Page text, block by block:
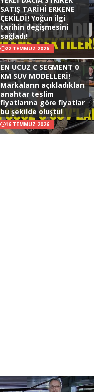
SATIŞ TARİHİ ERKENE
ÇEKİLDİ! Yoğun ilgi
tarihin değişmesini
sağladı!
22 TEMMUZ 2026
EN UCUZ C SEGMENT 0
KM SUV MODELLERİ!
Markaların açıkladıkları
anahtar teslim
fiyatlarına göre fiyatlar
bu şekilde oluştu!
16 TEMMUZ 2026